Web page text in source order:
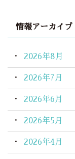
情報アーカイブ
2026年8月
2026年7月
2026年6月
2026年5月
2026年4月